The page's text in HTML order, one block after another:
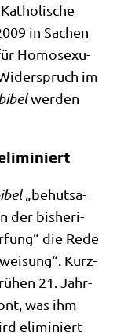
in Sachen
Homo­se­xu­
im
wer­den
„behut­sa­
der bis­he­ri­
die Rede
Kurz­
21. Jahr­
was ihm
eli­mi­niert